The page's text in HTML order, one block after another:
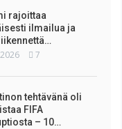
rajoittaa
ilmailua ja
7
tehtävänä oli
FIFA
– 10…